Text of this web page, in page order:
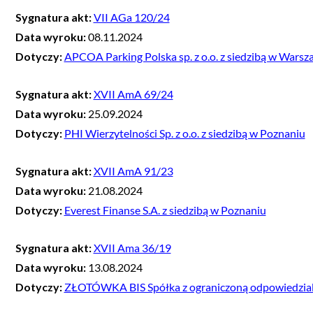
Sygnatura akt:VII AGa 120/24
Data wyroku:08.11.2024
Dotyczy:APCOA Parking Polska sp. z o.o. z siedzibą w
Sygnatura akt:XVII AmA 69/24
Data wyroku: 25.09.2024
Dotyczy: PHI Wierzytelności Sp. z o.o. z siedzibą w Poznaniu
Sygnatura akt:XVII AmA 91/23
Data wyroku: 21.08.2024
Dotyczy: Everest Finanse S.A. z siedzibą w Poznaniu
Sygnatura akt:XVII Ama 36/19
Data wyroku: 13.08.2024
Dotyczy: ZŁOTÓWKA BIS Spółka z ograniczoną